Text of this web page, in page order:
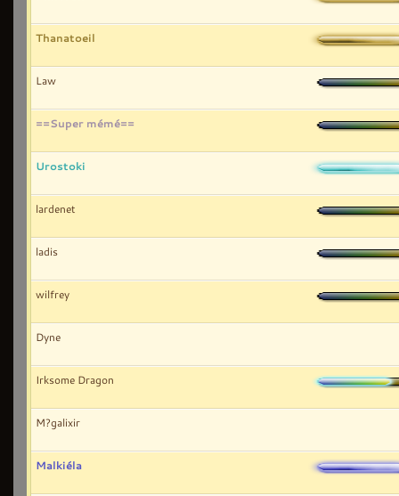
Thanatoeil
Law
==Super mémé==
Urostoki
lardenet
ladis
wilfrey
Dyne
Irksome Dragon
M?galixir
Malkiéla